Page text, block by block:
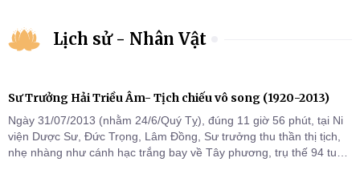
Lịch sử - Nhân Vật
Sư Trưởng Hải Triều Âm- Tịch chiếu vô song (1920-2013)
Ngày 31/07/2013 (nhằm 24/6/Quý Tỵ), đúng 11 giờ 56 phút, tại Ni
viện Dược Sư, Đức Trọng, Lâm Đồng, Sư trưởng thu thần thị tịch,
nhẹ nhàng như cánh hạc trắng bay về Tây phương, trụ thế 94 tuổi